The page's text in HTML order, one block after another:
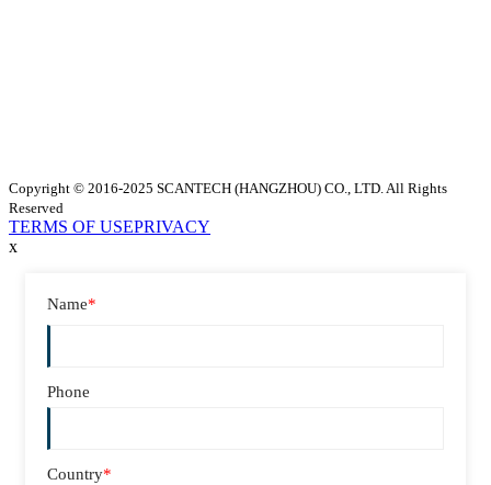
Copyright © 2016-2025 SCANTECH (HANGZHOU) CO., LTD. All Rights
Reserved
TERMS OF USEPRIVACY
x
Name*
Phone
Country*